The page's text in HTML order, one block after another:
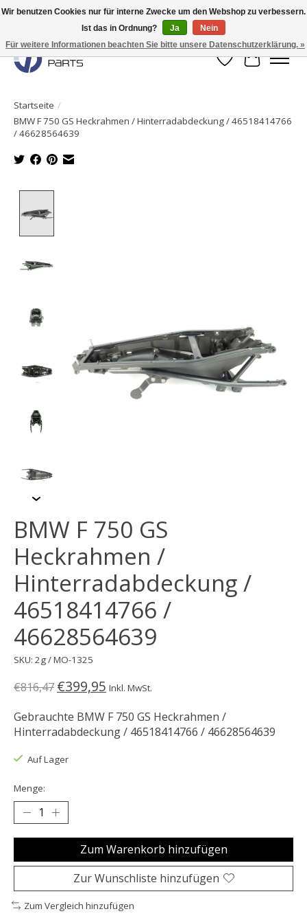
Originale Teile sofort lieferbar!
Wunschzettel
Ihr
Startseite /
BMW F 750 GS Heckrahmen / Hinterradabdeckung / 46518414766
/ 46628564639
BMW F 750 GS
Heckrahmen /
Hinterradabdeckung /
46518414766 /
46628564639
SKU: 2g / MO-1325
€816,47 €399,95 Inkl. MwSt.
Gebrauchte BMW F 750 GS Heckrahmen /
Hinterradabdeckung / 46518414766 / 46628564639
Auf Lager
Menge:
Zum Warenkorb hinzufügen
Zur Wunschliste hinzufügen
Zum Vergleich hinzufügen
Wir benutzen Cookies nur für interne Zwecke um den Webshop zu verbessern.
Ist das in Ordnung?
Ja
Nein
Für weitere Informationen beachten Sie bitte unsere Datenschutzerklärung. »